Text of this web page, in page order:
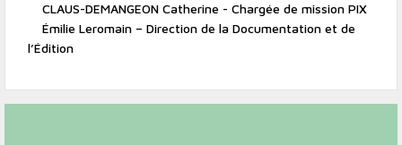
CLAUS-DEMANGEON Catherine - Chargée de mission PIX
Émilie Leromain – Direction de la Documentation et de
l’Édition